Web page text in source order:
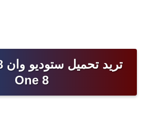
تريد تحميل ستوديو وان 8 ؟
One 8